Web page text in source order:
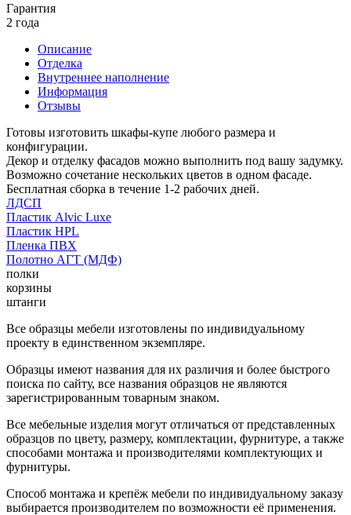
Гарантия
2 года
Описание
Отделка
Внутреннее наполнение
Информация
Отзывы
Готовы изготовить шкафы-купе любого размера и
конфигурации.
Декор и отделку фасадов можно выполнить под вашу задумку.
Возможно сочетание нескольких цветов в одном фасаде.
Бесплатная сборка в течение 1-2 рабочих дней.
ЛДСП
Пластик Alvic Luxe
Пластик HPL
Пленка ПВХ
Полотно АГТ (МДФ)
полки
корзины
штанги
Все образцы мебели изготовлены по индивидуальному
проекту в единственном экземпляре.
Образцы имеют названия для их различия и более быстрого
поиска по сайту, все названия образцов не являются
зарегистрированным товарным знаком.
Все мебельные изделия могут отличаться от представленных
образцов по цвету, размеру, комплектации, фурнитуре, а также
способами монтажа и производителями комплектующих и
фурнитуры.
Способ монтажа и крепёж мебели по индивидуальному заказу
выбирается производителем по возможности её применения.